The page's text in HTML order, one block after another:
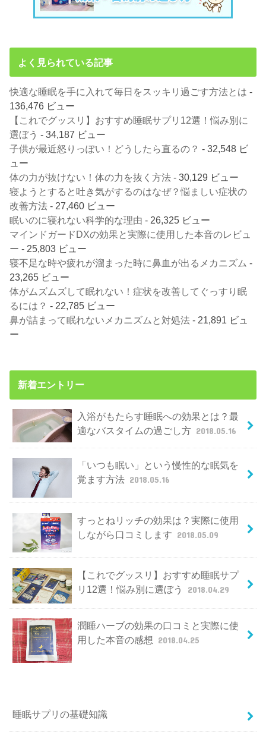
よく見られている記事
快適な睡眠を手に入れて毎日をスッキリ過ごす方法とは -
136,476 ビュー
【これでグッスリ】おすすめ睡眠サプリ12選！悩み別に
選ぼう - 34,187 ビュー
子供が最近怒りっぽい！どうしたら直るの？ - 32,548 ビ
ュー
体の力が抜けない！体の力を抜く方法 - 30,129 ビュー
寝ようとすると吐き気がするのはなぜ？悩ましい症状の
改善方法 - 27,460 ビュー
眠いのに寝れない科学的な理由 - 26,325 ビュー
マインドガードDXの効果と実際に使用した本音のレビュ
ー - 25,803 ビュー
寝不足な時や疲れが溜まった時に鼻血が出るメカニズム -
23,265 ビュー
体がムズムズして眠れない！症状を改善してぐっすり眠
るには？ - 22,785 ビュー
鼻が詰まって眠れないメカニズムと対処法 - 21,891 ビュ
ー
新着エントリー
入浴がもたらす睡眠への効果とは？最
適なバスタイムの過ごし方 2018.05.16
「いつも眠い」という慢性的な眠気を
覚ます方法 2018.05.16
すっとねリッチの効果は？実際に使用
しながら口コミします 2018.05.09
【これでグッスリ】おすすめ睡眠サプ
リ12選！悩み別に選ぼう
2018.04.29
潤睡ハーブの効果の口コミと実際に使
用した本音の感想 2018.04.25
睡眠サプリの基礎知識